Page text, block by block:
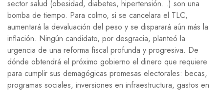
sector salud (obesidad, diabetes, hipertensión…) son una
bomba de tiempo. Para colmo, si se cancelara el TLC,
aumentará la devaluación del peso y se disparará aún más la
inflación. Ningún candidato, por desgracia, planteó la
urgencia de una reforma fiscal profunda y progresiva. De
dónde obtendrá el próximo gobierno el dinero que requiere
para cumplir sus demagógicas promesas electorales: becas,
programas sociales, inversiones en infraestructura, gastos en